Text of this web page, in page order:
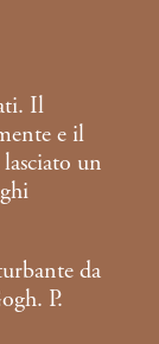
Il
e il
un
da
P.